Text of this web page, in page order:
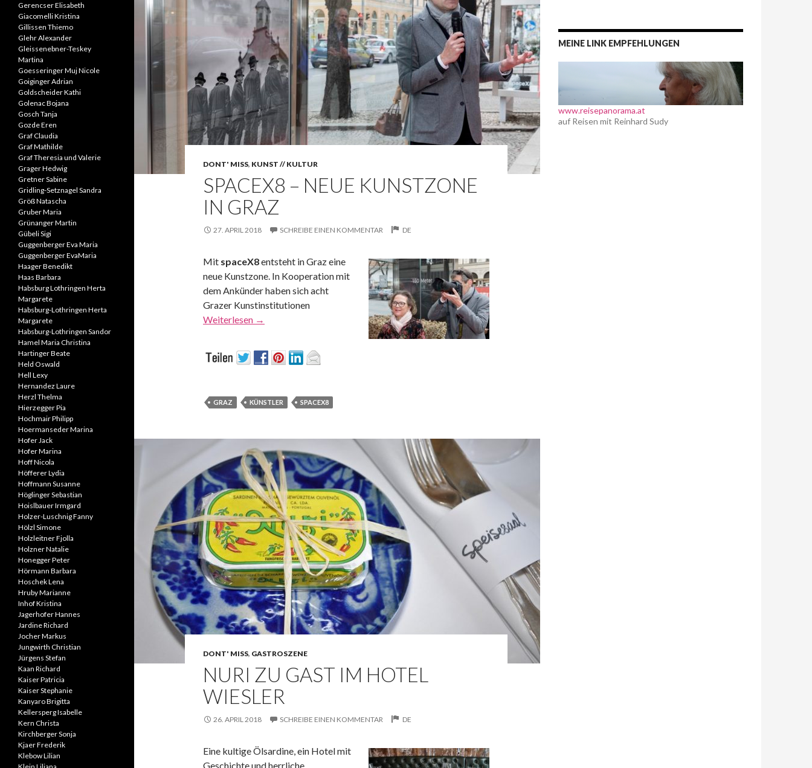
DONT' MISS, KUNST // KULTUR
SPACEX8 – NEUE KUNSTZONE
IN GRAZ
27. APRIL 2018 SCHREIBE EINEN KOMMENTAR DE
Mit spaceX8entsteht in Graz eine
neue Kunstzone. In Kooperation mit
dem Ankünder haben sich acht
Grazer Kunstinstitutionen
Weiterlesen →
GRAZ KÜNSTLER SPACEX8
DONT' MISS, GASTROSZENE
NURI ZU GAST IM HOTEL
WIESLER
26. APRIL 2018 SCHREIBE EINEN KOMMENTAR DE
Eine kultige Ölsardine, ein Hotel mit
Geschichte und herrliche
MEINE LINK EMPFEHLUNGEN
www.reisepanorama.at
auf Reisen mit Reinhard Sudy
Gerencser Elisabeth
Giacomelli Kristina
Gillissen Thiemo
Glehr Alexander
Gleissenebner-Teskey
Martina
Goesseringer Muj Nicole
Goiginger Adrian
Goldscheider Kathi
Golenac Bojana
Gosch Tanja
Gozde Eren
Graf Claudia
Graf Mathilde
Graf Theresia und Valerie
Grager Hedwig
Gretner Sabine
Gridling-Setznagel Sandra
Größ Natascha
Gruber Maria
Grünanger Martin
Gübeli Sigi
Guggenberger Eva Maria
Guggenberger EvaMaria
Haager Benedikt
Haas Barbara
Habsburg Lothringen Herta
Margarete
Habsburg-Lothringen Herta
Margarete
Habsburg-Lothringen Sandor
Hamel Maria Christina
Hartinger Beate
Held Oswald
Hell Lexy
Hernandez Laure
Herzl Thelma
Hierzegger Pia
Hochmair Philipp
Hoermanseder Marina
Hofer Jack
Hofer Marina
Hoff Nicola
Höfferer Lydia
Hoffmann Susanne
Höglinger Sebastian
Hoislbauer Irmgard
Holzer-Luschnig Fanny
Hölzl Simone
Holzleitner Fjolla
Holzner Natalie
Honegger Peter
Hörmann Barbara
Hoschek Lena
Hruby Marianne
Inhof Kristina
Jagerhofer Hannes
Jardine Richard
Jocher Markus
Jungwirth Christian
Jürgens Stefan
Kaan Richard
Kaiser Patricia
Kaiser Stephanie
Kanyaro Brigitta
Kellersperg Isabelle
Kern Christa
Kirchberger Sonja
Kjaer Frederik
Klebow Lilian